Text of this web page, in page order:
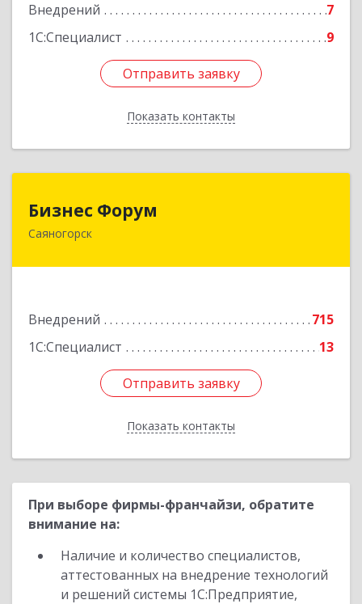
Внедрений
7
1С:Специалист
9
Отправить заявку
Показать контакты
Отправить заявку
Назад
Бизнес Форум
Саяногорск
Внедрений
715
1С:Специалист
13
Отправить заявку
Показать контакты
655603, Хакасия Респ, Саяногорск г, Советский
Отправить заявку
Назад
При выборе фирмы-франчайзи, обратите
внимание на:
Наличие и количество специалистов,
аттестованных на внедрение технологий
и решений системы 1С:Предприятие,